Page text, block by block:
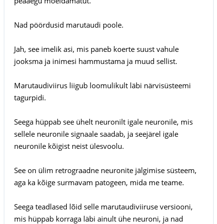
Nad pöördusid marutaudi poole.
Jah, see imelik asi, mis paneb koerte suust vahule
jooksma ja inimesi hammustama ja muud sellist.
Marutaudiviirus liigub loomulikult läbi närvisüsteemi
tagurpidi.
Seega hüppab see ühelt neuronilt igale neuronile, mis
sellele neuronile signaale saadab, ja seejärel igale
neuronile kõigist neist ülesvoolu.
See on ülim retrograadne neuronite jälgimise süsteem,
aga ka kõige surmavam patogeen, mida me teame.
Seega teadlased lõid selle marutaudiviiruse versiooni,
mis hüppab korraga läbi ainult ühe neuroni, ja nad